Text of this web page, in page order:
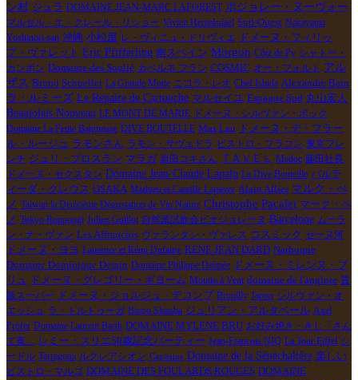
ン村 ジュラ DOMAINE JEAN-MARC LAFOREST ボジョレー・ヌーヴォー
マルセル・エ・クレール・リショー Vivien Hemelsdael Sud-Ouest Nakayama
Yoshinori san 沖縄 小松屋 レ・ヴィニュ・ドリヴィエ
ドメーヌ・フィリッ
プ・ヴァレット Eric Pfifferling 南スペイン Morgon Côte de Py シャトー・
カンボン Domaine des Soulié カベルネ フラン COSMIC オー・フォルト アル
ザス Bruno Schueller La Grande Motte ニコラ・レオ Chef Ishida Alexandre Bain
ラ・ルミーズ Le Repaire de Cartouche マルセイユ Espagne Sud 丸山宏人
Beaujolais Nouveau LE MONT DE MARIE ドメーヌ・シルヴァン・ボック
Domaine La Petite Baigneuse DIVE BOUTELLE Mas Lau
ドメーヌ・デ・フラー
ル・ルージュ ラモンさん ラモン・サヴェドラ ビストロ・フラコン 東京フレ
ンチ ジュリ・ブロスラン マラガ 岩田コキさん ＴＡＶＥＬ Medoc 藤田社長
ドメーヌ・セクスタン Domaine Jean-Claude Lapalu La Dive Bouteille パルテ
ィーダ・クレウス OSAKA Mathieu et Camille Lapierre Alain Allier マルク・ぺ
ノ Taiwan la Deuxième Dégustation de Vin Nature Christophe Pacalet マーク・ペ
ノ Tokyo Roppongi Julien Guillot 自然派試飲会ビオジョレーヌ Barcelone ムーラ
ン・ナ・ヴァン Les Affranchis ヴァランタン・ヴァレス コスミック セーヌ河
ドメーヌ・ヨヨ Laurence et Rémi Dufaitre RENE JEAN DARD Narbonne
Domaine Dominique Derain Domaine Philippe Delmée
ドメーヌ・ミレンヌ・ブ
リュ
ドメーヌ・グレゴリー・ギヨーム Moulin à Vent domaine de l'anglore 質
販スーパー
ドメーヌ・ジョルジュ・デコンブ Brouilly Japon シルヴァン・オ
エッシュ ラ・トルトゥーガ Bistro Shimba ジュリアン・アルタベール Axel
Prϋfer Domaine Laurent Barth DOMAINE MYLENE BRU お好み焼き・きじ「さん
て寛」
レミー・スリエ50歳記念パーティー Jean-Francois NIQ La Tour Eiffel シ
ードル Tarragona ルクレアシオン Capitaine Domaine de la Sénèchalière 楽しい
ビストロ・マルゴ DOMAINE DES FOULARDS ROUGES DOMAINE